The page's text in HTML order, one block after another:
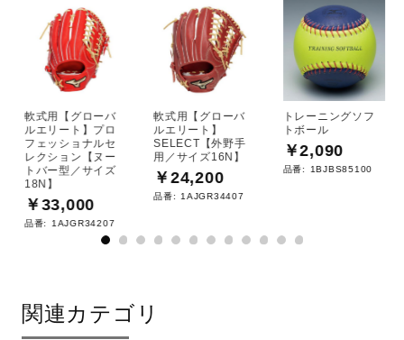
軟式用【グローバ
ルエリート】プロ
フェッショナルセ
レクション【ヌー
トバー型／サイズ
18N】
￥33,000
品番: 1AJGR34207
軟式用【グローバ
ルエリート】
SELECT【外野手
用／サイズ16N】
￥24,200
品番: 1AJGR34407
トレーニングソフ
トボール
￥2,090
品番: 1BJBS85100
関連カテゴリ